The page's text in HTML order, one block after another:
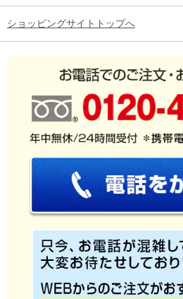
ショッピングサイトトップへ